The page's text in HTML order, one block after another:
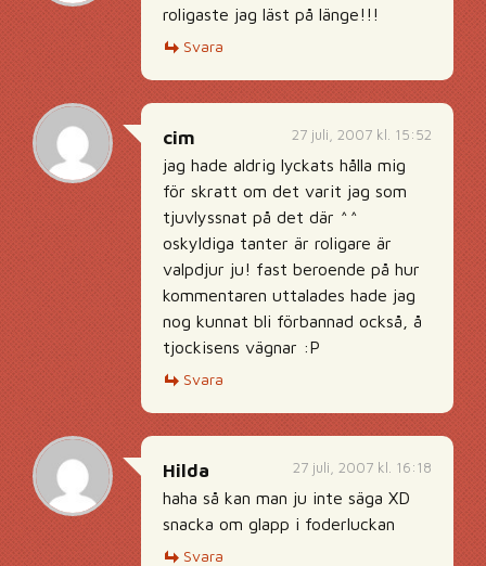
roligaste jag läst på länge!!!
Svara
27 juli, 2007 kl. 15:52
cim
jag hade aldrig lyckats hålla mig
för skratt om det varit jag som
tjuvlyssnat på det där ^^
oskyldiga tanter är roligare är
valpdjur ju! fast beroende på hur
kommentaren uttalades hade jag
nog kunnat bli förbannad också, å
tjockisens vägnar :P
Svara
27 juli, 2007 kl. 16:18
Hilda
haha så kan man ju inte säga XD
snacka om glapp i foderluckan
Svara